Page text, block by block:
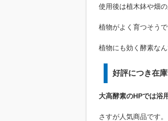
使用後は植木鉢や畑の
植物がよく育つそうで
植物にも効く酵素なん
好評につき在
大高酵素のHPでは浴
さすが人気商品です。